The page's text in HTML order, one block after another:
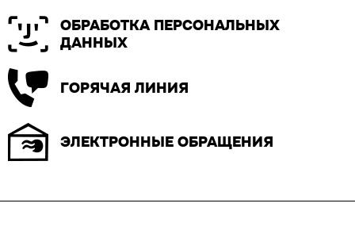
ОБРАБОТКА ПЕРСОНАЛЬНЫХ
ДАННЫХ
ГОРЯЧАЯ ЛИНИЯ
ЭЛЕКТРОННЫЕ ОБРАЩЕНИЯ